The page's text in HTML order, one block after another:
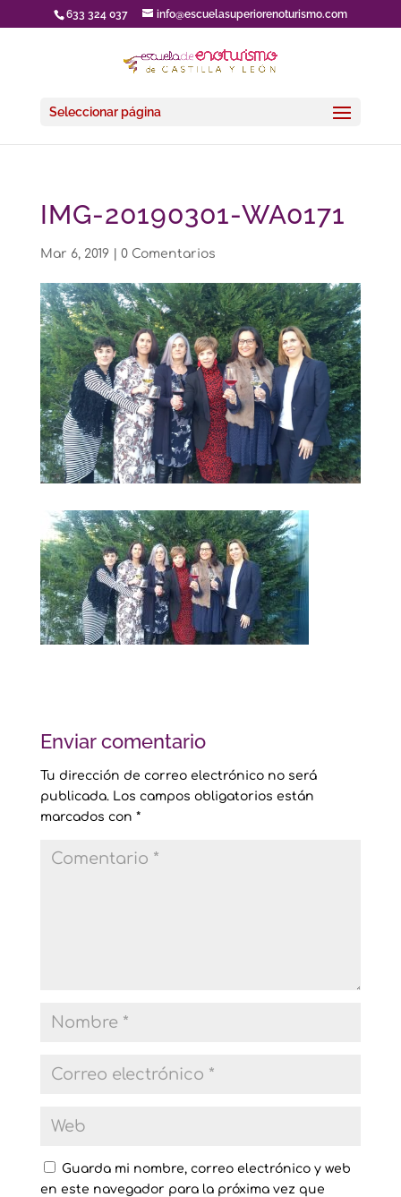
633 324 037 info@escuelasuperiorenoturismo.com
Seleccionar página
IMG-20190301-WA0171
Mar 6, 2019| 0 Comentarios
Enviar comentario
Tu dirección de correo electrónico no será
publicada. Los campos obligatorios están
marcados con *
Guarda mi nombre, correo electrónico y web
en este navegador para la próxima vez que